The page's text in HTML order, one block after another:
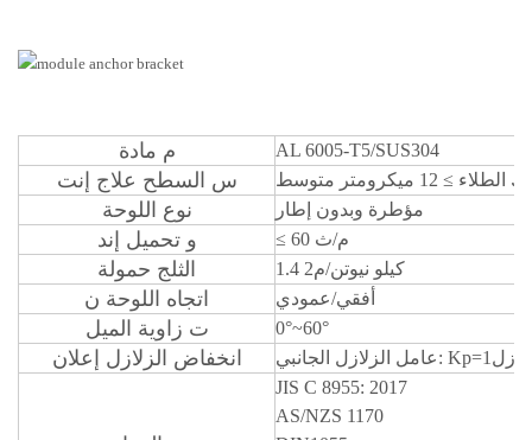
م مادة AL 6005-T5/SUS304
س السطح علاج إنت الطلاء ≥ 12 ميكرومتر متوسط
نوع اللوحة مؤطرة وبدون إطار
وتحميل إند ≤ 60 م/ث
الثلج حمولة 1.4 كيلو نيوتن/م2
اتجاه اللوحة ن أفقي/عمودي
ت زاوية الميل 0°~60°
انخفاض الزلازل إعلان
JIS C 8955: 2017
AS/NZS 1170